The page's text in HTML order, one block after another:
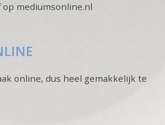
op mediumsonline.nl
online, dus heel gemakkelijk te